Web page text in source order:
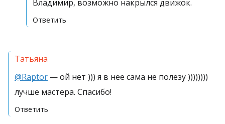
Владимир, возможно накрылся движок.
Ответить
Татьяна
@Raptor — ой нет ))) я в нее сама не полезу ))))))))
лучше мастера. Спасибо!
Ответить